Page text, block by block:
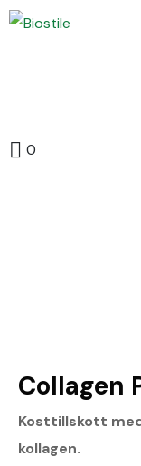
0
Collagen
Kosttillskott
kollagen.